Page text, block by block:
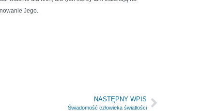
Jego.
NASTĘPNY WPIS
Świadomość człowieka światłości